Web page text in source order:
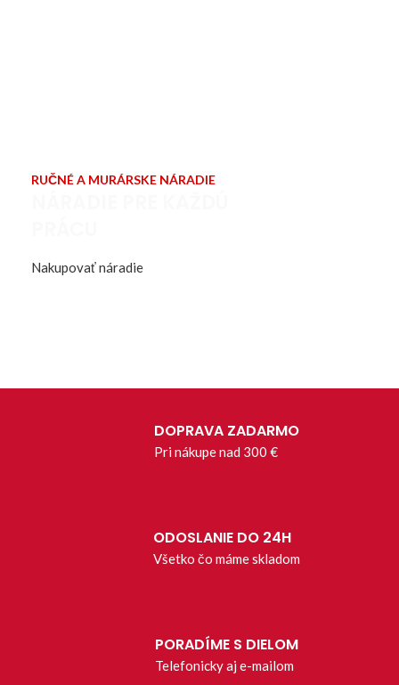
RUČNÉ A MURÁRSKE NÁRADIE
Nakupovať náradie
DOPRAVA ZADARMO
Pri nákupe nad 300 €
ODOSLANIE DO 24H
Všetko čo máme skladom
PORADÍME S DIELOM
Telefonicky aj e-mailom